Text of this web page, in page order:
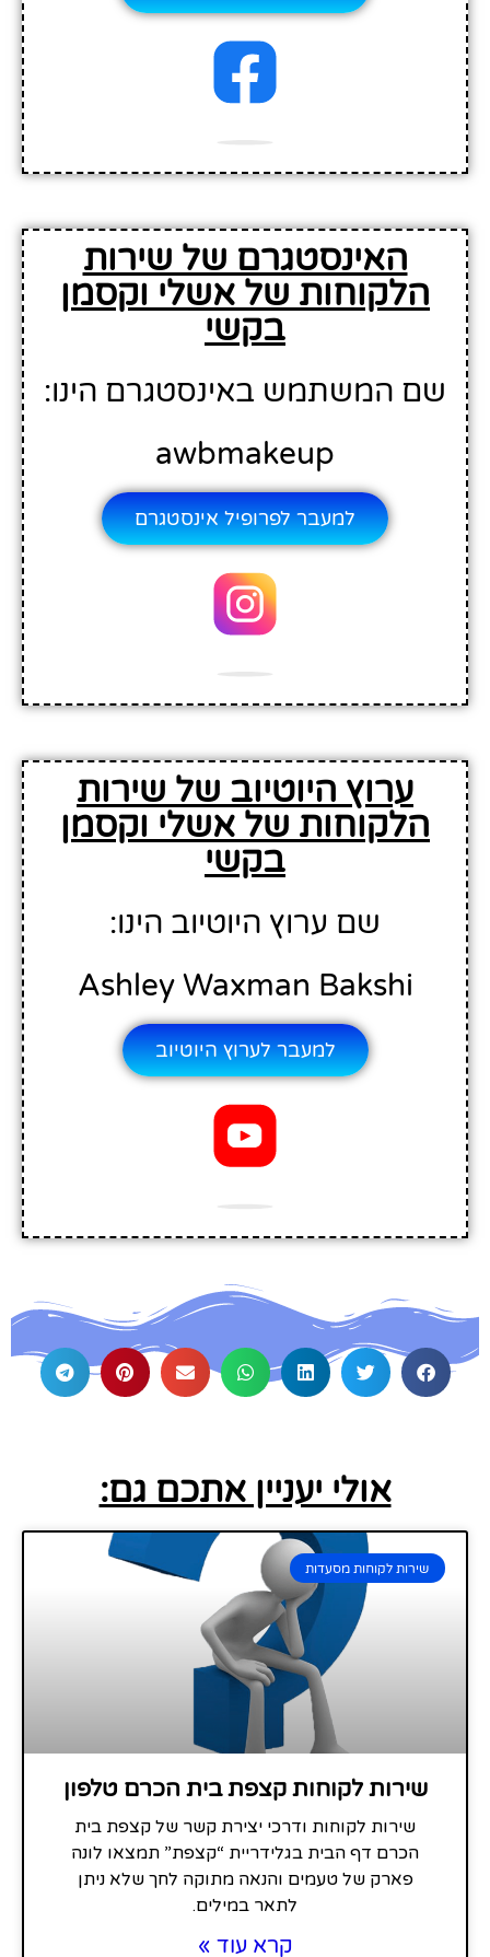
האינסטגרם של שירות
הלקוחות של אשלי וקסמן
בקשי
המשתמש באינסטגרם הינו:
awbmakeup
למעבר לפרופיל אינסטגרם
ערוץ היוטיוב של שירות
הלקוחות של אשלי וקסמן
בקשי
שם ערוץ היוטיוב הינו:
Ashley Waxman Bakshi
למעבר לערוץ היוטיוב
אולי יעניין אתכם גם:
שירות לקוחות מסעדות
שירות לקוחות קצפת בית הכרם טלפון
שירות לקוחות ודרכי יצירת קשר של קצפת בית
הכרם דף הבית בגלידריית “קצפת” תמצאו לונה
פארק של טעמים והנאה מתוקה לחך שלא ניתן
לתאר במילים.
קרא עוד »